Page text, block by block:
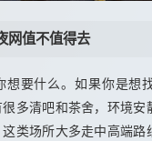
网值不值得去
想要什么。如果你是想
多清吧和茶舍，环境安
类场所大多走中高端路